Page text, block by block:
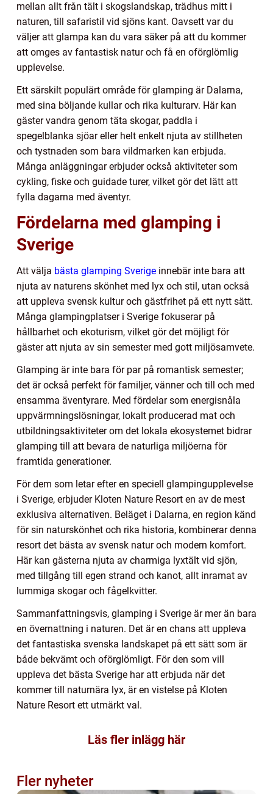
mellan allt från tält i skogslandskap, trädhus mitt i
naturen, till safaristil vid sjöns kant. Oavsett var du
väljer att glampa kan du vara säker på att du kommer
att omges av fantastisk natur och få en oförglömlig
upplevelse.
Ett särskilt populärt område för glamping är Dalarna,
med sina böljande kullar och rika kulturarv. Här kan
gäster vandra genom täta skogar, paddla i
spegelblanka sjöar eller helt enkelt njuta av stillheten
och tystnaden som bara vildmarken kan erbjuda.
Många anläggningar erbjuder också aktiviteter som
cykling, fiske och guidade turer, vilket gör det lätt att
fylla dagarna med äventyr.
Fördelarna med glamping i
Sverige
Att välja bästa glamping Sverige innebär inte bara att
njuta av naturens skönhet med lyx och stil, utan också
att uppleva svensk kultur och gästfrihet på ett nytt sätt.
Många glampingplatser i Sverige fokuserar på
hållbarhet och ekoturism, vilket gör det möjligt för
gäster att njuta av sin semester med gott miljösamvete.
Glamping är inte bara för par på romantisk semester;
det är också perfekt för familjer, vänner och till och med
ensamma äventyrare. Med fördelar som energisnåla
uppvärmningslösningar, lokalt producerad mat och
utbildningsaktiviteter om det lokala ekosystemet bidrar
glamping till att bevara de naturliga miljöerna för
framtida generationer.
För dem som letar efter en speciell glampingupplevelse
i Sverige, erbjuder Kloten Nature Resort en av de mest
exklusiva alternativen. Beläget i Dalarna, en region känd
för sin naturskönhet och rika historia, kombinerar denna
resort det bästa av svensk natur och modern komfort.
Här kan gästerna njuta av charmiga lyxtält vid sjön,
med tillgång till egen strand och kanot, allt inramat av
lummiga skogar och fågelkvitter.
Sammanfattningsvis, glamping i Sverige är mer än bara
en övernattning i naturen. Det är en chans att uppleva
det fantastiska svenska landskapet på ett sätt som är
både bekvämt och oförglömligt. För den som vill
uppleva det bästa Sverige har att erbjuda när det
kommer till naturnära lyx, är en vistelse på Kloten
Nature Resort ett utmärkt val.
Läs fler inlägg här
Fler nyheter